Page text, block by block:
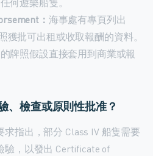
： 海事處有專頁列出
獲批可出租或收取報酬的資料。
牌照假設直接套用到商業或報
、檢查或原則性批准？
求指出，部分 Class IV 船隻需要
驗，以發出 Certificate of